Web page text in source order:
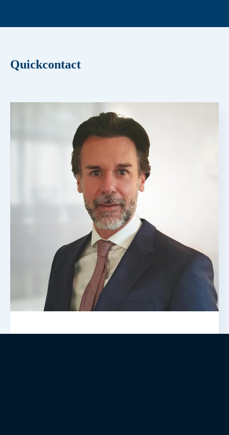
Quickcontact